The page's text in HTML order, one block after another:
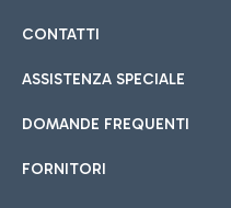
CONTATTI
ASSISTENZA SPECIALE
DOMANDE FREQUENTI
FORNITORI